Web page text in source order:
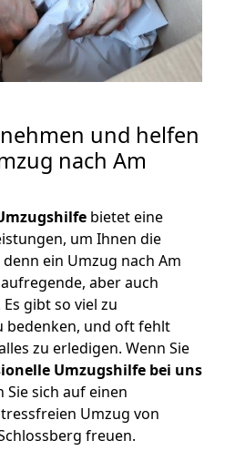
und helfen
nach Am
bietet eine
um Ihnen die
ein Umzug nach Am
aber auch
gibt so viel zu
bedenken, und oft fehlt
zu erledigen. Wenn Sie
Umzugshilfe bei uns
sich auf einen
Umzug von
freuen.